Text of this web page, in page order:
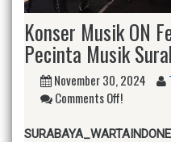
Konser Musik ON
Pecinta Musik
November 30, 2024
Comments Off!